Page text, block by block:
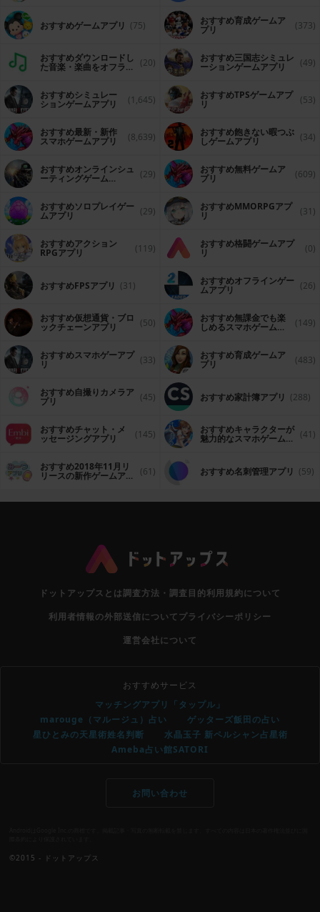
おすすめゲームアプリ (75) おすすめ育成ゲームア
プリ (373)
おすすめダウンロードし
た音楽・楽曲をオフライ (20) おすすめ三国志シミュレ
ーションゲームアプリ (49)
おすすめシミュレー
ションゲームアプリ (1,645) おすすめTPSゲームアプ
リ (53)
おすすめ最新・新作
スマホゲームアプリ (8,639) おすすめ飽きない暇つぶ
しゲームアプリ (34)
おすすめオンラインシュ
ーティングゲーム (29) おすすめ無料ゲームア
プリ (609)
おすすめソロプレイゲー
ムアプリ (29) おすすめ MMORPGアプ
リ (31)
おすすめアクション
RPGアプリ (119) おすすめ格闘ゲームアプ
リ (0)
おすすめFPSアプリ (31) おすすめオフラインゲー
ムアプリ (26)
おすすめ仮想通貨・ブロ
ックチェーンアプリ (50) おすすめ無課金でも楽
しめるスマホゲームア (149)
おすすめスマホゲーアプ
リ (33) おすすめ育成ゲームア
プリ (483)
おすすめ自撮りカメラア
プリ (45) おすすめ家計簿アプリ (288)
おすすめチャット・メ
ッセージングアプリ (145) おすすめキャラクターが
魅力的なスマホゲームア (41)
おすすめ2018年11月リ
リースの新作ゲームアプ (61) おすすめ名刺管理アプリ (59)
ドットアップスとは調査方法・調査目的利用規約について
利用者情報の外部送信についてプライバシーポリシー
運営会社について
おすすめサービス
マッチングアプリ「タップル」
marouge（マルージュ）占い
ゲッターズ飯田の占い
星ひとみの天星術姓名判断
水晶玉子 新ペルシャン占星術
Ameba占い館SATORI
お問い合わせ
©2015 - ドットアップス